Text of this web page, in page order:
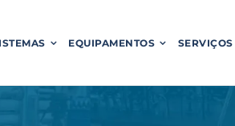
EQUIPAMENTOS SERVIÇOS